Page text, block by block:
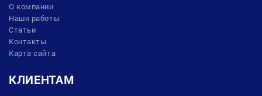
О компании
Наши работы
Статьи
Контакты
Карта сайта
КЛИЕНТАМ